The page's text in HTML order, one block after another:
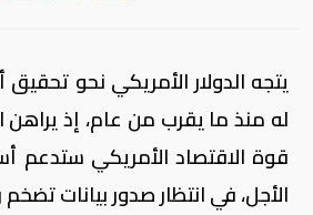
يتجه الدولار الأمريكي نحو
له منذ ما يقرب من عام، إذ
قوة الاقتصاد الأمريكي ستدعم
الأجل، في انتظار صدور بيانات